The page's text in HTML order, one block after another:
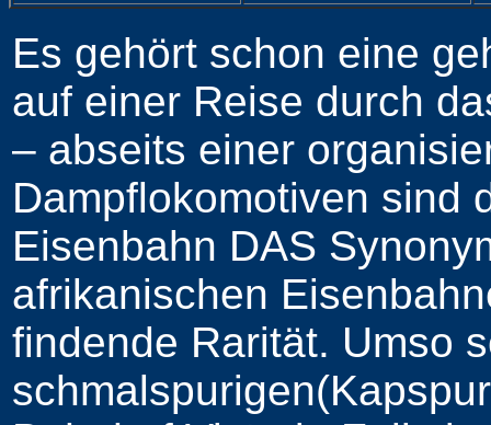
Es gehört schon eine
auf einer Reise durch
– abseits einer
Dampflokomotiven sind
Eisenbahn DAS
afrikanischen
findende Rarität. Umso